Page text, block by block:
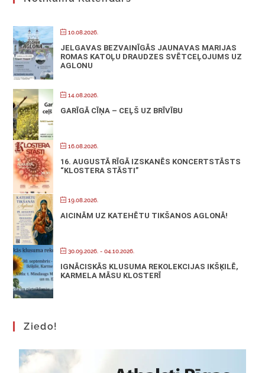
10.08.2026.
JELGAVAS BEZVAINĪGĀS JAUNAVAS MARIJAS
ROMAS KATOĻU DRAUDZES SVĒTCEĻOJUMS UZ
AGLONU
14.08.2026.
GARĪGĀ CĪŅA – CEĻŠ UZ BRĪVĪBU
16.08.2026.
16. AUGUSTĀ RĪGĀ IZSKANĒS KONCERTSTĀSTS
“KLOSTERA STĀSTI”
19.08.2026.
AICINĀM UZ KATEHĒTU TIKŠANOS AGLONĀ!
30.09.2026. - 04.10.2026.
IGNĀCISKĀS KLUSUMA REKOLEKCIJAS IKŠĶILĒ,
KARMELA MĀSU KLOSTERĪ
Ziedo!